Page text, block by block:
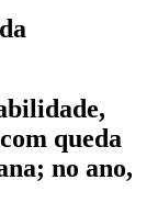
queda
no ano,